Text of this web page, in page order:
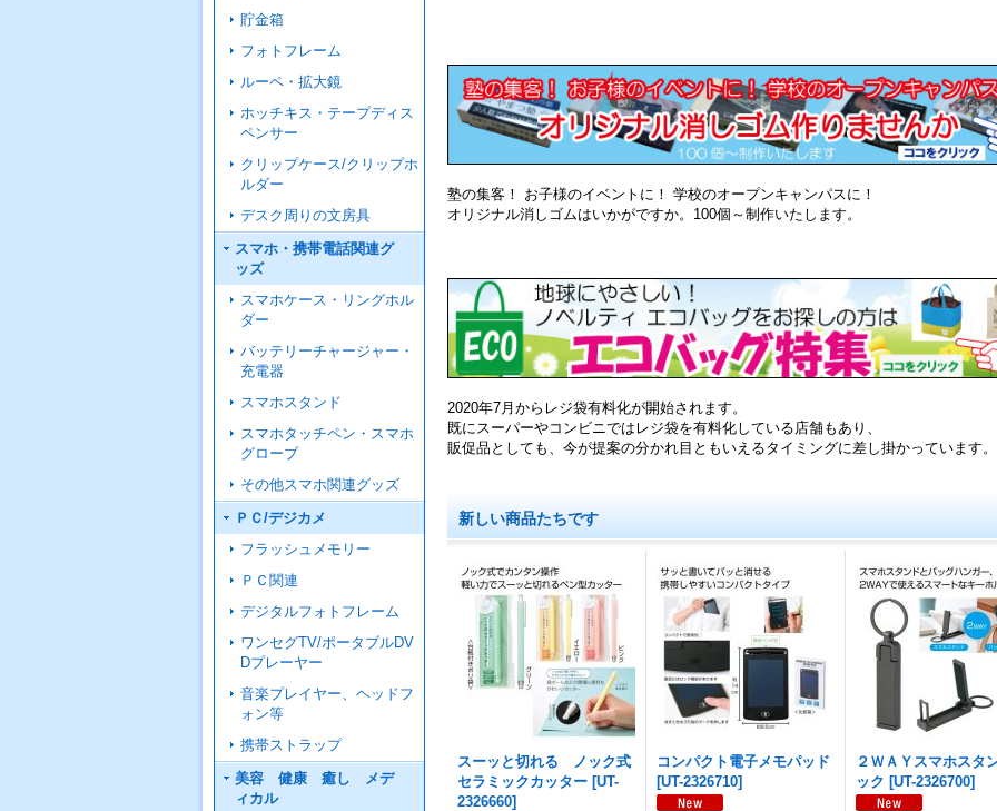
貯金箱
フォトフレーム
ルーペ・拡大鏡
ホッチキス・テープディス
ペンサー
クリップケース/クリップホ
ルダー
デスク周りの文房具
スマホ・携帯電話関連グ
ッズ
スマホケース・リングホル
ダー
バッテリーチャージャー・
充電器
スマホスタンド
スマホタッチペン・スマホ
グローブ
その他スマホ関連グッズ
ＰＣ/デジカメ
フラッシュメモリー
ＰＣ関連
デジタルフォトフレーム
ワンセグTV/ポータブルDV
Dプレーヤー
音楽プレイヤー、ヘッドフ
ォン等
携帯ストラップ
美容 健康 癒し メデ
ィカル
塾の集客！ お子様のイベントに！ 学校のオープンキャンパスに！
オリジナル消しゴムはいかがですか。100個～制作いたします。
2020年7月からレジ袋有料化が開始されます。
既にスーパーやコンビニではレジ袋を有料化している店舗もあり、
販促品としても、今が提案の分かれ目ともいえるタイミングに差し掛かっています。
新しい商品たちです
スーッと切れる ノック式
セラミックカッター [UT-
2326660]
コンパクト電子メモパッド
[UT-2326710]
２ＷＡＹスマホスタ
ック [UT-2326700]